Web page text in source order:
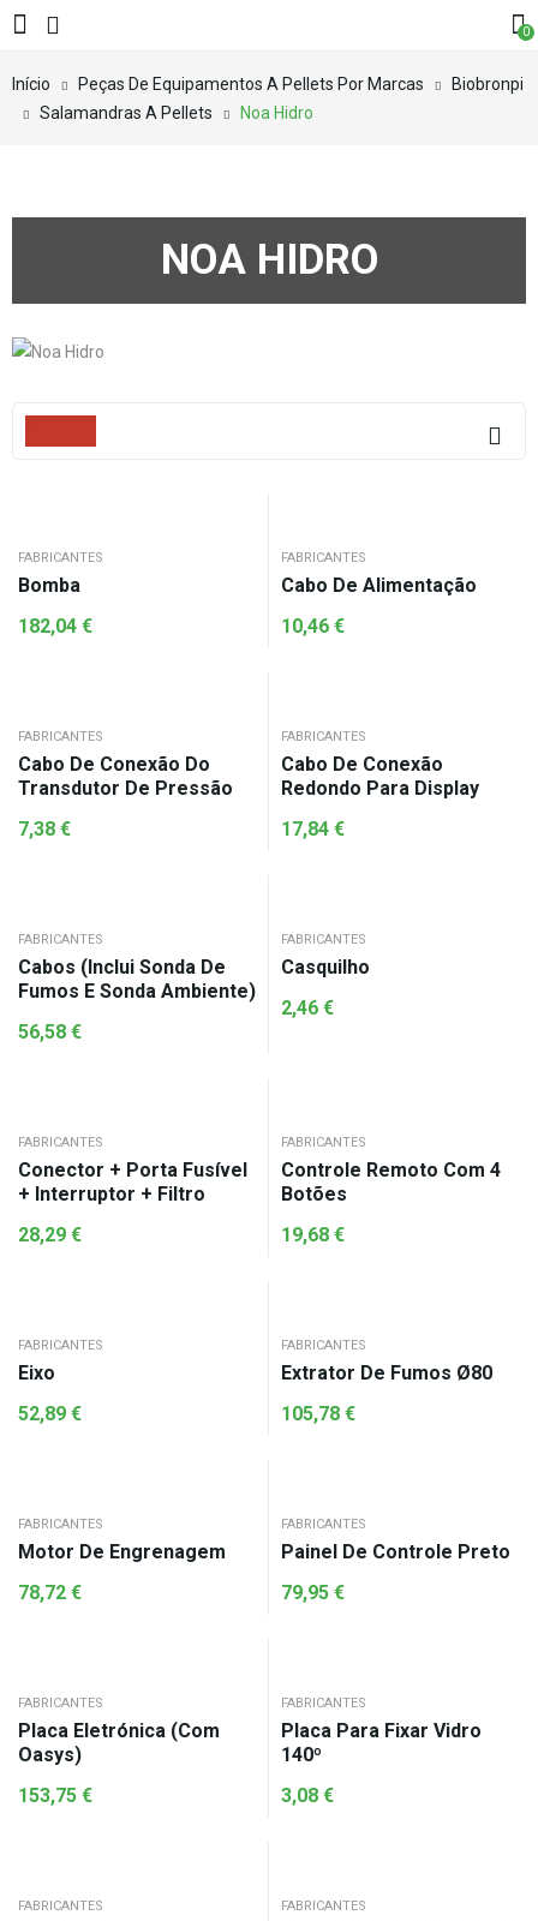
0
Início Peças De Equipamentos A Pellets Por Marcas
Biobronpi
Salamandras A Pellets
Noa Hidro
NOA HIDRO
FABRICANTES
Bomba
182,04 €
FABRICANTES
Cabo De Alimentação
10,46 €
FABRICANTES
Cabo De Conexão Do
Transdutor De Pressão
7,38 €
FABRICANTES
Cabo De Conexão
Redondo Para Display
17,84 €
FABRICANTES
Cabos (Inclui Sonda De
Fumos E Sonda Ambiente)
56,58 €
FABRICANTES
Casquilho
2,46 €
FABRICANTES
Conector + Porta Fusível
+ Interruptor + Filtro
28,29 €
FABRICANTES
Controle Remoto Com 4
Botões
19,68 €
FABRICANTES
Eixo
52,89 €
FABRICANTES
Extrator De Fumos Ø80
105,78 €
FABRICANTES
Motor De Engrenagem
78,72 €
FABRICANTES
Painel De Controle Preto
79,95 €
FABRICANTES
Placa Eletrónica (Com
Oasys)
153,75 €
FABRICANTES
Placa Para Fixar Vidro
140º
3,08 €
FABRICANTES FABRICANTES